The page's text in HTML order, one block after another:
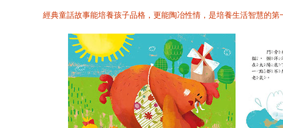
經典童話故事能培養孩子品格，更能陶冶性情，是培養生活智慧的第